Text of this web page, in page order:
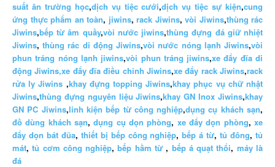
suất ăn trường học,dịch vụ tiệc cưới,dịch vụ tiệc sự kiện,cung
ứng thực phẩm an toàn, jiwins, rack Jiwins, vòi Jiwins,thùng rác
Jiwins,bếp từ âm quầy,vòi nước jiwins,thùng đựng đá giữ nhiệt
Jiwins,thùng rác di động Jiwins,vòi nước nóng lạnh Jiwins,vòi
phun tráng nóng lạnh jiwins,vòi phun tráng jiwins,xe đẩy đĩa di
động Jiwins,xe đẩy đĩa điều chỉnh Jiwins,xe đẩy rack Jiwins,rack
rửa ly Jiwins ,khay đựng topping Jiwins,khay phục vụ chữ nhật
Jiwins,thùng đựng nguyên liệu Jiwins,khay GN Inox Jiwins,khay
GN PC Jiwins,linh kiện bếp từ công nghiệp,dụng cụ khách sạn,
đồ dùng khách sạn,dụng cụ dọn phòng, xe đẩy dọn phòng,xe
đẩy dọn bát đũa, thiết bị bếp công nghiệp,bếp á từ,tủ đông,tủ
mát,tủ cơm công nghiệp,bếp hầm từ , bếp á quạt thổi, máy là
đá